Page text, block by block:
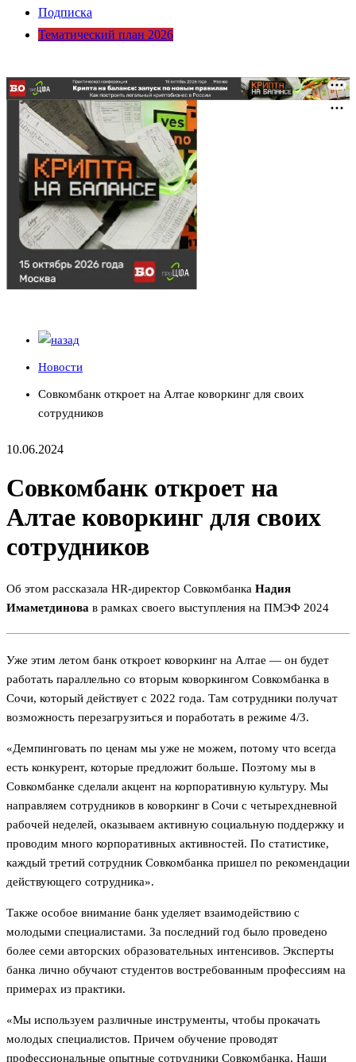
Подписка
Тематический план 2026
Новости
Совкомбанк откроет на Алтае коворкинг для своих
сотрудников
10.06.2024
Совкомбанк откроет на
Алтае коворкинг для своих
сотрудников
Об этом рассказала HR-директор Совкомбанка Надия
Имаметдинова в рамках своего выступления на ПМЭФ 2024
Уже этим летом банк откроет коворкинг на Алтае — он будет
работать параллельно со вторым коворкингом Совкомбанка в
Сочи, который действует с 2022 года. Там сотрудники получат
возможность перезагрузиться и поработать в режиме 4/3.
«Демпинговать по ценам мы уже не можем, потому что всегда
есть конкурент, которые предложит больше. Поэтому мы в
Совкомбанке сделали акцент на корпоративную культуру. Мы
направляем сотрудников в коворкинг в Сочи с четырехдневной
рабочей неделей, оказываем активную социальную поддержку и
проводим много корпоративных активностей. По статистике,
каждый третий сотрудник Совкомбанка пришел по рекомендации
действующего сотрудника».
Также особое внимание банк уделяет взаимодействию с
молодыми специалистами. За последний год было проведено
более семи авторских образовательных интенсивов. Эксперты
банка лично обучают студентов востребованным профессиям на
примерах из практики.
«Мы используем различные инструменты, чтобы прокачать
молодых специалистов. Причем обучение проводят
профессиональные опытные сотрудники Совкомбанка. Наши